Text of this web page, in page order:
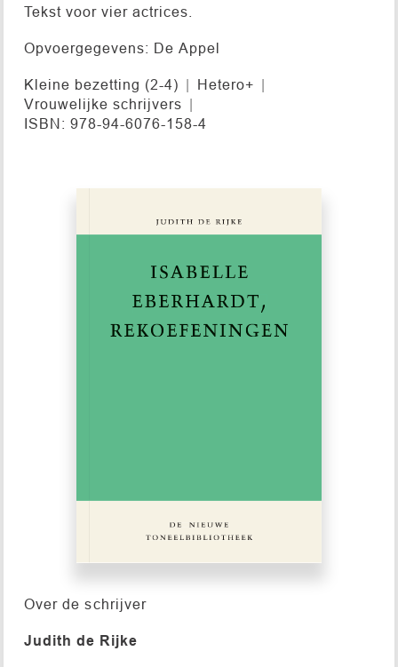
Tekst voor vier actrices.
Opvoergegevens: De Appel
Kleine bezetting (2-4)
Hetero+
Vrouwelijke schrijvers
ISBN: 978-94-6076-158-4
Over de schrijver
Judith de Rijke